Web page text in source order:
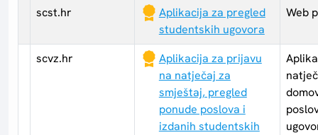
scst.hr
Aplikacija za pregled
studentskih ugovora
Web
scvz.hr
Aplikacija za prijavu
na natječaj za
smještaj, pregled
ponude poslova i
izdanih studentskih